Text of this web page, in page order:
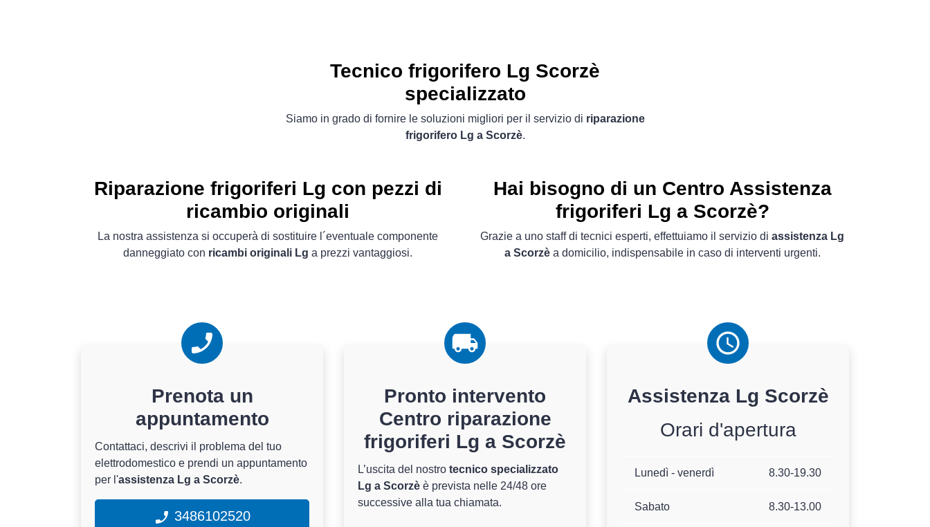
Tecnico frigorifero Lg Scorzè
specializzato
Siamo in grado di fornire le soluzioni migliori per il servizio di riparazione
frigorifero Lg a Scorzè.
Riparazione frigoriferi Lg con pezzi di
ricambio originali
La nostra assistenza si occuperà di sostituire l´eventuale componente
danneggiato con ricambi originali Lg a prezzi vantaggiosi.
Hai bisogno di un Centro Assistenza
frigoriferi Lg a Scorzè?
Grazie a uno staff di tecnici esperti, effettuiamo il servizio di assistenza Lg
a Scorzèa domicilio, indispensabile in caso di interventi urgenti.
Prenota un
appuntamento
Contattaci, descrivi il problema del tuo
elettrodomestico e prendi un appuntamento
per l'assistenza Lg a Scorzè.
3486102520
Pronto intervento
Centro riparazione
frigoriferi Lg a Scorzè
L’uscita del nostro tecnico specializzato
Lg a Scorzè è prevista nelle 24/48 ore
successive alla tua chiamata.
Assistenza Lg Scorzè
Orari d'apertura
Lunedì - venerdì 8.30-19.30
Sabato 8.30-13.00